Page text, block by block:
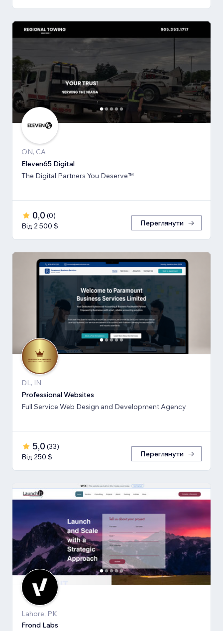
ON, CA
Eleven65 Digital
The Digital Partners You Deserve™
0,0 (0)
Від 2 500 $
Переглянути
DL, IN
Professional Websites
Full Service Web Design and Development Agency
5,0 (33)
Від 250 $
Переглянути
Lahore, PK
Frond Labs